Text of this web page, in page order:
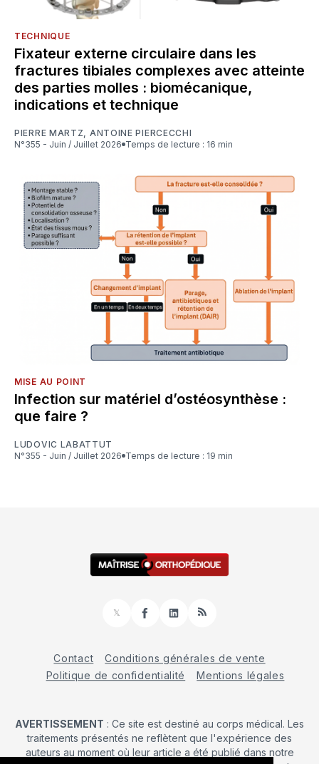
TECHNIQUE
Fixateur externe circulaire dans les
fractures tibiales complexes avec atteinte
des parties molles : biomécanique,
indications et technique
PIERRE MARTZ
ANTOINE PIERCECCHI
N°355 - Juin / Juillet 2026
Temps de lecture : 16 min
MISE AU POINT
Infection sur matériel d’ostéosynthèse :
que faire ?
LUDOVIC LABATTUT
N°355 - Juin / Juillet 2026
Temps de lecture : 19 min
𝕏
FacebookLinkedInRSS
Contact
Conditions générales de vente
Politique de confidentialité
Mentions légales
AVERTISSEMENT : Ce site est destiné au corps médical. Les
traitements présentés ne reflètent que l'expérience des
auteurs au moment où leur article a été publié dans notre